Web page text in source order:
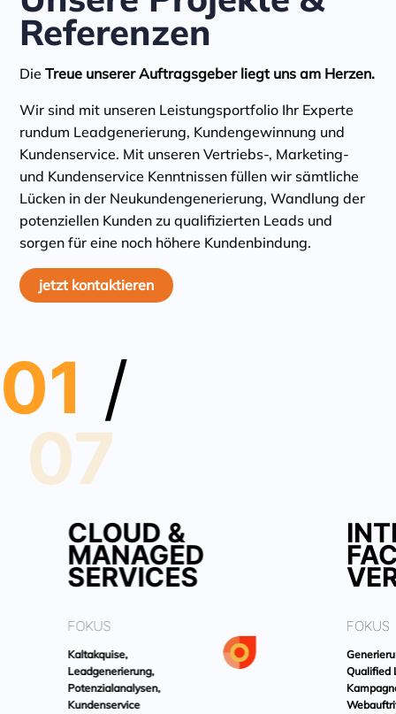
Referenzen
Die Treue unserer Auftragsgeber liegt uns am Herzen.
Wir sind mit unseren Leistungsportfolio Ihr Experte
rundum Leadgenerierung, Kundengewinnung und
Kundenservice. Mit unseren Vertriebs-, Marketing-
und Kundenservice Kenntnissen füllen wir sämtliche
Lücken in der Neukundengenerierung, Wandlung der
potenziellen Kunden zu qualifizierten Leads und
sorgen für eine noch höhere Kundenbindung.
jetzt kontaktieren
01 /
07
CLOUD &
MANAGED
SERVICES
FOKUS
Kaltakquise,
Leadgenerierung,
Potenzialanalysen,
Kundenservice
FOKUS
Qualified